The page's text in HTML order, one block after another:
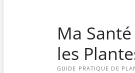
Ma
les
GUIDE PRATIQUE DE